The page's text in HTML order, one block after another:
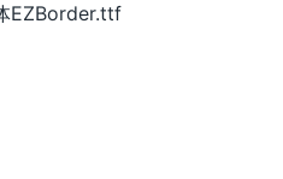
EZBorder.ttf